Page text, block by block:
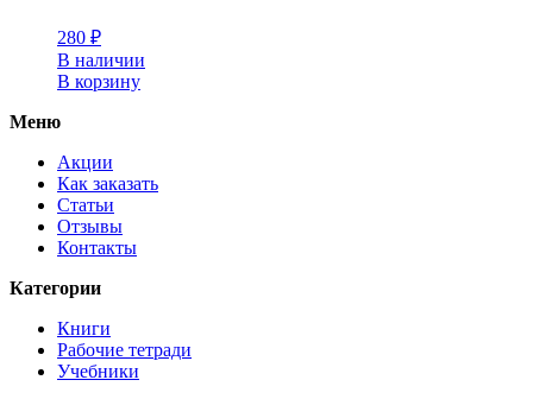
280 ₽
В наличии
В корзину
Меню
Акции
Как заказать
Статьи
Отзывы
Контакты
Категории
Книги
Рабочие тетради
Учебники